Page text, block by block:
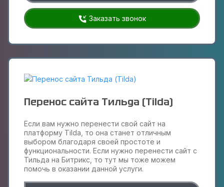
Заказать звонок
Перенос сайта Тильда (Tilda)
Если вам нужно перенести свой сайт на
платформу Tilda, то она станет отличным
выбором благодаря своей простоте и
функциональности. Если нужно перенести сайт с
Тильда на Битрикс, то тут мы тоже можем
помочь в оказании данной услуги.